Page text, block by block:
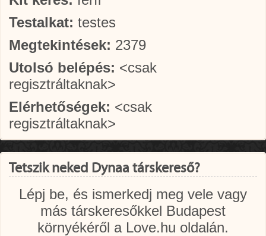
Testalkat: testes
Megtekintések: 2379
Utolsó belépés: <csak
regisztráltaknak>
Elérhetőségek: <csak
regisztráltaknak>
Tetszik neked Dynaa társkereső?
Lépj be, és ismerkedj meg vele vagy
más társkeresőkkel Budapest
környékéről a Love.hu oldalán.